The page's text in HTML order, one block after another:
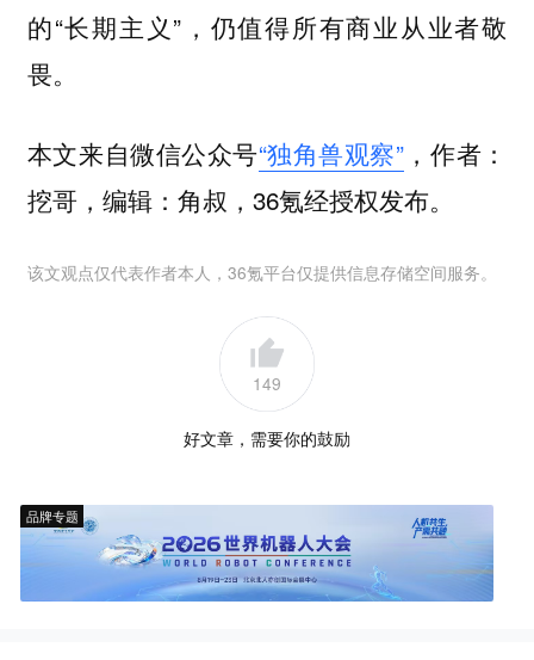
的“长期主义”，仍值得所有商业从业者敬
畏。
本文来自微信公众号“独角兽观察”，作者：
挖哥，编辑：角叔，36氪经授权发布。
该文观点仅代表作者本人，36氪平台仅提供信息存储空间服务。
149
好文章，需要你的鼓励
品牌专题